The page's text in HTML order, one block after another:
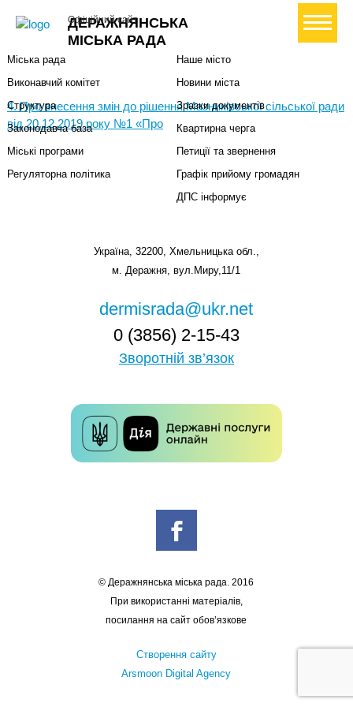
ДЕРАЖНЯНСЬКА
МІСЬКА РАДА
Офіційний сайт+ Створити петицію
4. Про внесення змін до рішення Мазниківської сільської ради
від 20.12.2019 року №1 «Про
Міський голова
Міська рада
Виконавчий комітет
Структура
Законодавча база
Міські програми
Регуляторна політика
Наше місто
Новини міста
Зразки документів
Квартирна черга
Петиції та звернення
Графік прийому громадян
ДПС інформує
Україна, 32200, Хмельницька обл.,
м. Деражня, вул.Миру,11/1
dermisrada@ukr.net
0 (3856) 2-15-43
Зворотній зв’язок
© Деражнянська міська рада. 2016
При використанні матеріалів,
посилання на сайт обов’язкове
Створення сайту
Arsmoon Digital Agency